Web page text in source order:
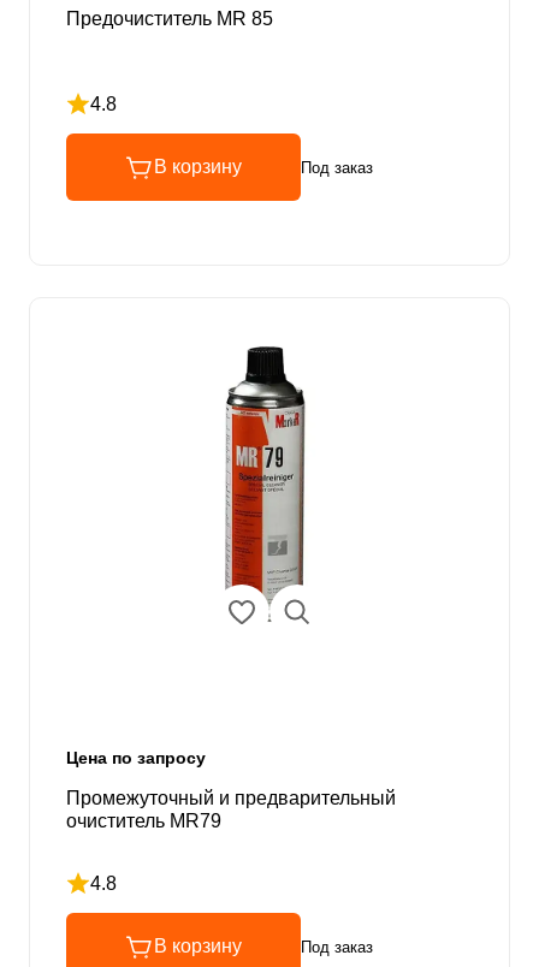
Предочиститель MR 85
4.8
Рейтинг 4.8 из 5
В корзину Под заказ
Цена по запросу
Промежуточный и предварительный
очиститель MR79
4.8
Рейтинг 4.8 из 5
В корзину Под заказ